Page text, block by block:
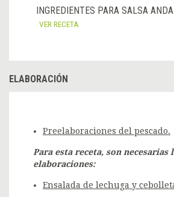
INGREDIENTES PARA SALSA
VER RECETA
ELABORACIÓN
Preelaboraciones del pescado.
Para esta receta, son necesarias
elaboraciones:
Ensalada de lechuga y